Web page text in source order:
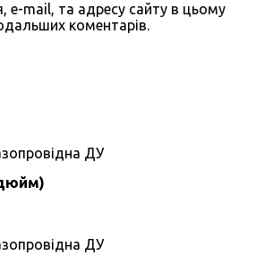
e-mail, та адресу сайту в цьому
коментарів.
ДУ
ДУ